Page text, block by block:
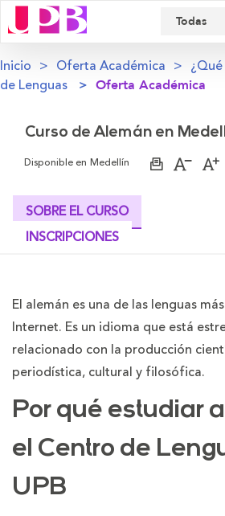
Inicio Oferta Académica
de Lenguas
Oferta Académica
Curso de Alemán en
Disponible en Medellín
Imprimir
SOBRE EL CURSO
INSCRIPCIONES
El alemán es una de las lenguas
Internet. Es un idioma que está
relacionado con la producción
periodística, cultural y filosófica.
Por qué estudiar
el Centro de
UPB